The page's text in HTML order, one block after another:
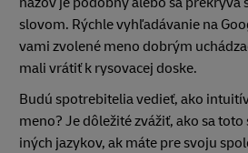
slovom. Rýchle vyhľadávanie na
vami zvolené meno dobrým
mali vrátiť k rysovacej doske.
Budú spotrebitelia vedieť, ako
meno? Je dôležité zvážiť, ako sa
iných jazykov, ak máte pre svoju